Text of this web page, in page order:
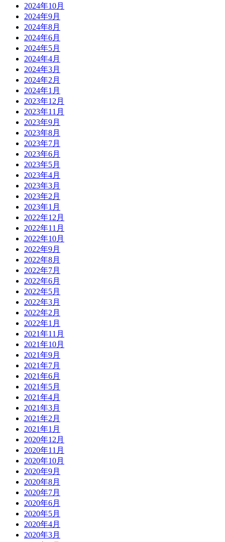
2024年10月
2024年9月
2024年8月
2024年6月
2024年5月
2024年4月
2024年3月
2024年2月
2024年1月
2023年12月
2023年11月
2023年9月
2023年8月
2023年7月
2023年6月
2023年5月
2023年4月
2023年3月
2023年2月
2023年1月
2022年12月
2022年11月
2022年10月
2022年9月
2022年8月
2022年7月
2022年6月
2022年5月
2022年3月
2022年2月
2022年1月
2021年11月
2021年10月
2021年9月
2021年7月
2021年6月
2021年5月
2021年4月
2021年3月
2021年2月
2021年1月
2020年12月
2020年11月
2020年10月
2020年9月
2020年8月
2020年7月
2020年6月
2020年5月
2020年4月
2020年3月